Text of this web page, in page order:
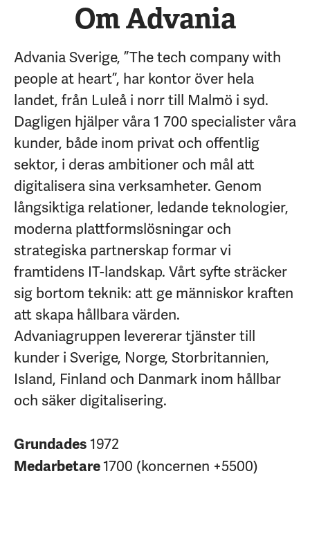
Om Advania
Advania Sverige, ”The tech company with
people at heart”, har kontor över hela
landet, från Luleå i norr till Malmö i syd.
Dagligen hjälper våra 1 700 specialister våra
kunder, både inom privat och offentlig
sektor, i deras ambitioner och mål att
digitalisera sina verksamheter. Genom
långsiktiga relationer, ledande teknologier,
moderna plattformslösningar och
strategiska partnerskap formar vi
framtidens IT-landskap. Vårt syfte sträcker
sig bortom teknik: att ge människor kraften
att skapa hållbara värden.
Advaniagruppen levererar tjänster till
kunder i Sverige, Norge, Storbritannien,
Island, Finland och Danmark inom hållbar
och säker digitalisering.
Grundades1972
Medarbetare1700 (koncernen +5500)